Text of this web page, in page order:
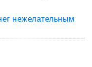
нежелательным